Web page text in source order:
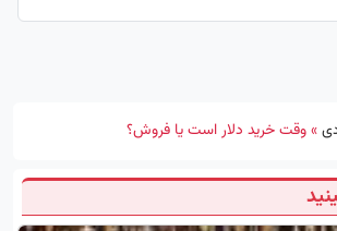
»وقت خرید دلار است یا فروش؟